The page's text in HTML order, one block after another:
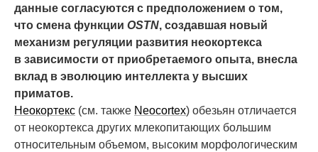
данные согласуются с предположением о том,
что смена функции OSTN, создавшая новый
механизм регуляции развития неокортекса
в зависимости от приобретаемого опыта, внесла
вклад в эволюцию интеллекта у высших
приматов.
Неокортекс (см. также Neocortex) обезьян отличается
от неокортекса других млекопитающих большим
относительным объемом, высоким морфологическим